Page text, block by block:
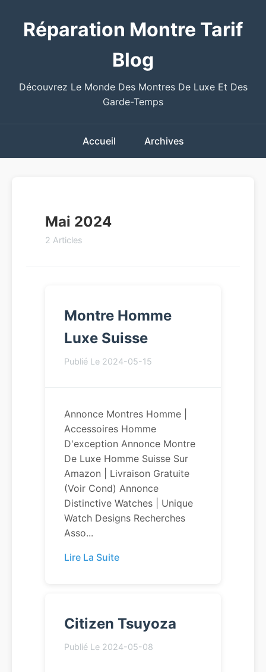
Réparation Montre Tarif
Blog
Découvrez Le Monde Des Montres De Luxe Et Des
Garde-Temps
Accueil Archives
Mai 2024
2 Articles
Montre Homme
Luxe Suisse
Publié Le 2024-05-15
Annonce Montres Homme |
Accessoires Homme
D'exception Annonce Montre
De Luxe Homme Suisse Sur
Amazon | Livraison Gratuite
(voir Cond) Annonce
Distinctive Watches | Unique
Watch Designs Recherches
Asso...
Lire La Suite
Citizen Tsuyoza
Publié Le 2024-05-08